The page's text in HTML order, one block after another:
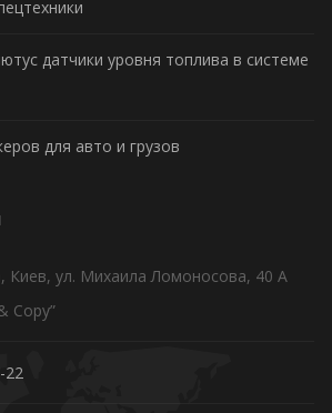
датчики уровня топлива в системе
для авто и грузов
Киев, ул. Михаила Ломоносова, 40 А
Copy”
22